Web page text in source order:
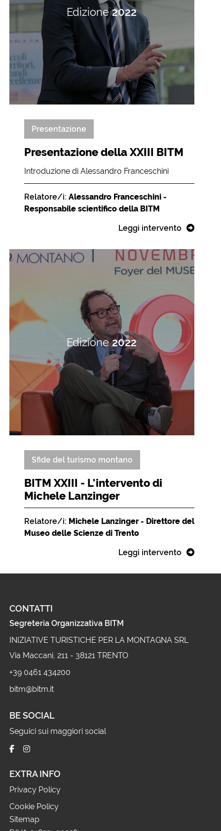
Edizione2022
Presentazione
Presentazione della XXIII BITM
Introduzione di Alessandro Franceschini
Relatore/i: Alessandro Franceschini -
Responsabile scientifico della BITM
Leggi intervento
Edizione2022
Sfide del turismo montano
BITM XXIII - L'intervento di
Michele Lanzinger
Relatore/i: Michele Lanzinger - Direttore del
Museo delle Scienze di Trento
Leggi intervento
CONTATTI
Segreteria Organizzativa BITM
INIZIATIVE TURISTICHE PER LA MONTAGNA SRL
Via Maccani, 211 - 38121 TRENTO
+39 0461 434200
bitm@bitm.it
BE SOCIAL
Seguici sui maggiori social
EXTRA INFO
Privacy Policy
Cookie Policy
Sitemap